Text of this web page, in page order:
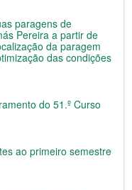
paragens de
Pereira a partir de
da paragem
das condições
do 51.º Curso
ao primeiro semestre